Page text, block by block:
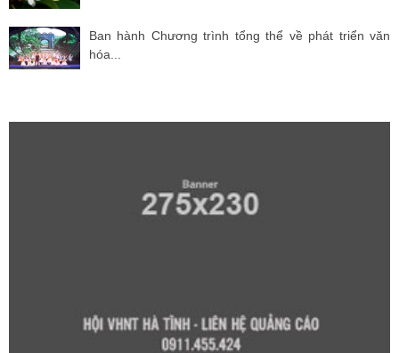
Ban hành Chương trình tổng thể về phát triển văn
hóa...